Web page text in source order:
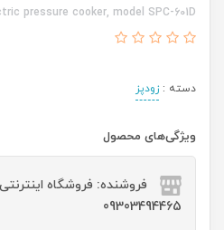
pressure cooker, model SPC-601D
دسته : زودپز
ویژگی‌های محصول
فروشنده: فروشگاه
09303494465